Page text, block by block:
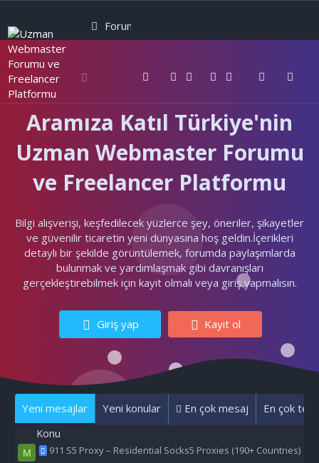
Forumlar
Aramıza Katıl Türkiye'nin
Uzman Webmaster Forumu
ve Freelancer Platformu
Bilgi alışverişi, keşfedilecek yüzlerce şey, öneriler, şikayetler
ve güvenilir ticaretin yeni dünyasına hoş geldin.İçerikleri
detaylı bir şekilde görüntülemek, forumda paylaşımlarda
bulunmak ve yardımlaşmak gibi davranışları
gerçekleştirebilmek için kayıt olmalı veya giriş yapmalısın.
Giriş yap Kayıt ol
Yeni mesajlar Yeni konular En çok mesaj En çok
Konu
M 911 S5 Proxy – Residential Socks5 Proxies (190+ Countries)